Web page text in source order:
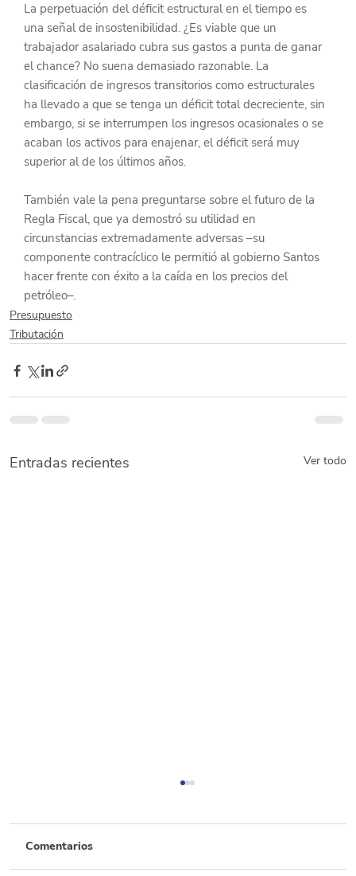
La perpetuación del déficit estructural en el tiempo es
una señal de insostenibilidad. ¿Es viable que un
trabajador asalariado cubra sus gastos a punta de ganar
el chance? No suena demasiado razonable. La
clasificación de ingresos transitorios como estructurales
ha llevado a que se tenga un déficit total decreciente, sin
embargo, si se interrumpen los ingresos ocasionales o se
acaban los activos para enajenar, el déficit será muy
superior al de los últimos años.
También vale la pena preguntarse sobre el futuro de la
Regla Fiscal, que ya demostró su utilidad en
circunstancias extremadamente adversas –su
componente contracíclico le permitió al gobierno Santos
hacer frente con éxito a la caída en los precios del
petróleo–.
Presupuesto
Tributación
Entradas recientes Ver todo
Comentarios